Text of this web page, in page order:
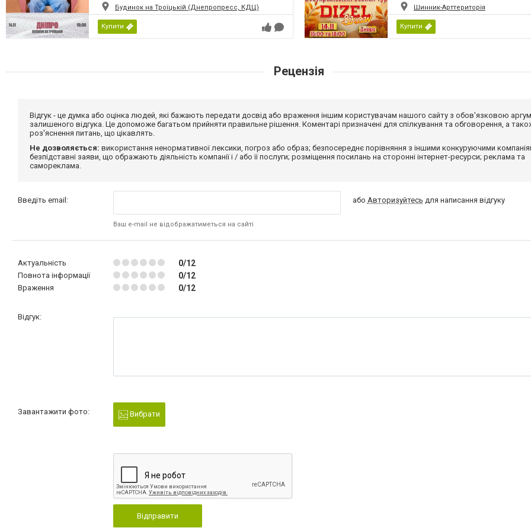
Будинок на Троїцькій (Днепропресс, КДЦ)
Купити
Шинник-Арттериторія
Купити
Рецензія
Відгук - це думка або оцінка людей, які бажають передати досвід або враження іншим користувачам нашого сайту з обов'язковою
залишеного відгука. Це допоможе багатьом прийняти правильне рішення. Коментарі призначені для спілкування та обговорення, а
роз'яснення питань, що цікавлять.
Не дозволяється: використання ненормативної лексики, погроз або образ; безпосереднє порівняння з іншими конкуруючими
безпідставні заяви, що ображають діяльність компанії і / або її послуги; розміщення посилань на сторонні інтернет-ресурси; реклама та
самореклама.
Введіть email:
Ваш e-mail не відображатиметься на сайті
або Авторизуйтесь для написання відгуку
Актуальність 0/12
Повнота інформації 0/12
Враження 0/12
Відгук:
Завантажити фото: Вибрати
Відправити